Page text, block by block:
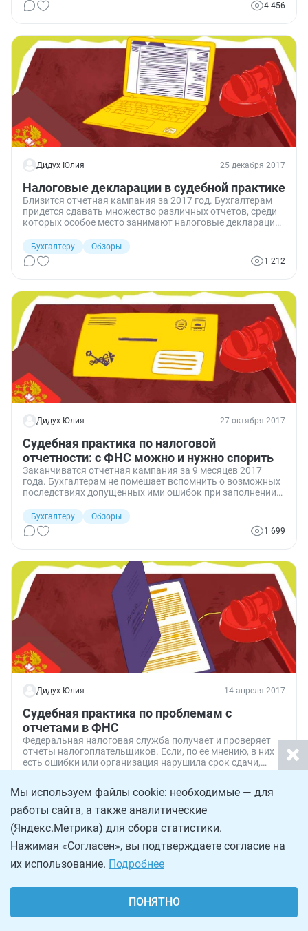
4 456
Дидух Юлия 25 декабря 2017
Налоговые декларации в судебной практике
Близится отчетная кампания за 2017 год. Бухгалтерам
придется сдавать множество различных отчетов, среди
которых особое место занимают налоговые декларации.
спорные вопросы нередко становятся предметом
разбирательств в суде.
Бухгалтеру
Обзоры
1 212
Дидух Юлия 27 октября 2017
Судебная практика по налоговой
отчетности: с ФНС можно и нужно спорить
Заканчиватся отчетная кампания за 9 месяцев 2017
года. Бухгалтерам не помешает вспомнить о возможных
последствиях допущенных ими ошибок при заполнении
могут грозить за нарушение сроков их подачи.
Поскольку окончательную точку в таких вопросах
обычно ставит суд, мы подготовили обзор судебных
Бухгалтеру
Обзоры
1 699
Дидух Юлия 14 апреля 2017
Судебная практика по проблемам с
отчетами в ФНС
Федеральная налоговая служба получает и проверяет
отчеты налогоплательщиков. Если, по ее мнению, в них
есть ошибки или организация нарушила срок сдачи,
налоговики могут применить различные санкции: от
права организациям и ИП приходится в суде.
Подробности в свежем обзоре судебной практики.
Обзоры
Мы используем файлы cookie: необходимые — для
работы сайта, а также аналитические
(Яндекс.Метрика) для сбора статистики.
Нажимая «Согласен», вы подтверждаете согласие на
их использование. Подробнее
ПОНЯТНО